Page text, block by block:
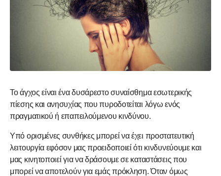
Το άγχος είναι ένα δυσάρεστο συναίσθημα εσωτερικής
πίεσης και ανησυχίας που πυροδοτείται λόγω ενός
πραγματικού ή επαπειλούμενου κινδύνου.
Υπό ορισμένες συνθήκες μπορεί να έχει προστατευτική
λειτουργία εφόσον μας προειδοποιεί ότι κινδυνεύουμε και
μας κινητοποιεί για να δράσουμε σε καταστάσεις που
μπορεί να αποτελούν για εμάς πρόκληση. Όταν όμως